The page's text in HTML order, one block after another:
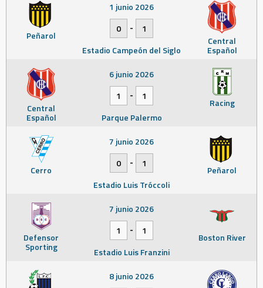
Peñarol Central
Español
1 junio 2026
0
-
1
Estadio Campeón del Siglo
Central
Español
Racing
6 junio 2026
1
-
1
Parque Palermo
Cerro Peñarol
7 junio 2026
0
-
1
Estadio Luis Tróccoli
Defensor
Sporting
Boston River
7 junio 2026
1
-
1
Estadio Luis Franzini
8 junio 2026